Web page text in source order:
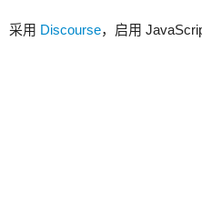
采用 Discourse，启用